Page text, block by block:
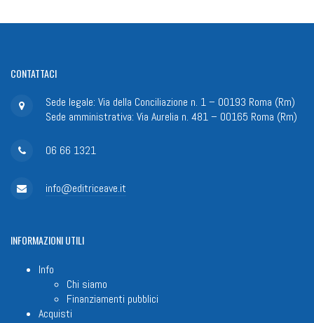
CONTATTACI
Sede legale: Via della Conciliazione n. 1 – 00193 Roma (Rm)
Sede amministrativa: Via Aurelia n. 481 – 00165 Roma (Rm)
06 66 1321
info@editriceave.it
INFORMAZIONIUTILI
Info
Chi siamo
Finanziamenti pubblici
Acquisti